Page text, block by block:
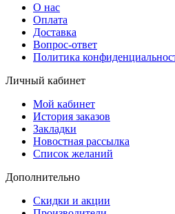
О нас
Оплата
Доставка
Вопрос-ответ
Политика
Личный кабинет
Мой кабинет
История заказов
Закладки
Новостная рассылка
Список желаний
Дополнительно
Скидки и акции